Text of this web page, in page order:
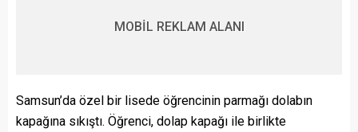
MOBİL REKLAM ALANI
Samsun’da özel bir lisede öğrencinin parmağı dolabın
kapağına sıkıştı. Öğrenci, dolap kapağı ile birlikte